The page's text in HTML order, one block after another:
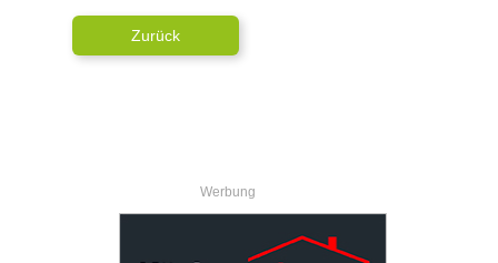
Zurück
Werbung